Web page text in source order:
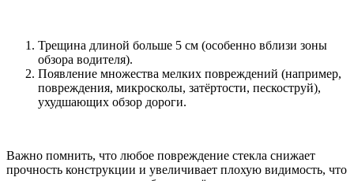
Трещина длиной больше 5 см (особенно вблизи зоны
обзора водителя).
Появление множества мелких повреждений (например,
повреждения, микросколы, затёртости, пескоструй),
ухудшающих обзор дороги.
Важно помнить, что любое повреждение стекла снижает
прочность конструкции и увеличивает плохую видимость, что